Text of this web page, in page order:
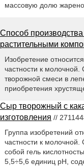
массовую долю
Способ
растительными
Изобретение
частности к
творожной смеси в
приобретения
Сыр творожный с
изготовления //
Группа изобретений
частности к
собой гель
5,5÷5,6 единиц pH,